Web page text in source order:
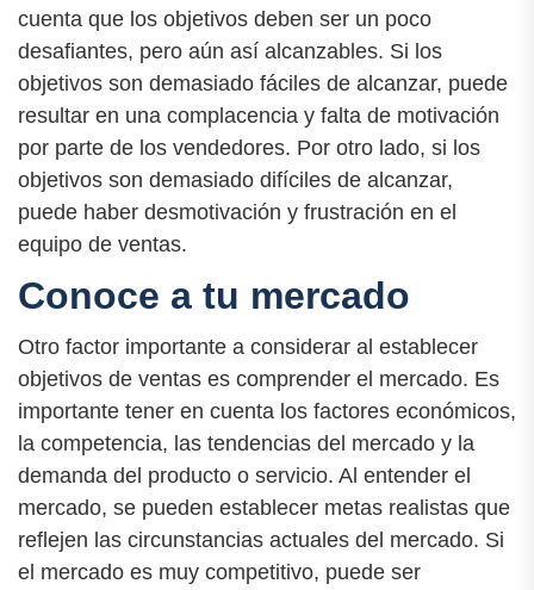
cuenta que los objetivos deben ser un poco
desafiantes, pero aún así alcanzables. Si los
objetivos son demasiado fáciles de alcanzar, puede
resultar en una complacencia y falta de motivación
por parte de los vendedores. Por otro lado, si los
objetivos son demasiado difíciles de alcanzar,
puede haber desmotivación y frustración en el
equipo de ventas.
Conoce a tu mercado
Otro factor importante a considerar al establecer
objetivos de ventas es comprender el mercado. Es
importante tener en cuenta los factores económicos,
la competencia, las tendencias del mercado y la
demanda del producto o servicio. Al entender el
mercado, se pueden establecer metas realistas que
reflejen las circunstancias actuales del mercado. Si
el mercado es muy competitivo, puede ser